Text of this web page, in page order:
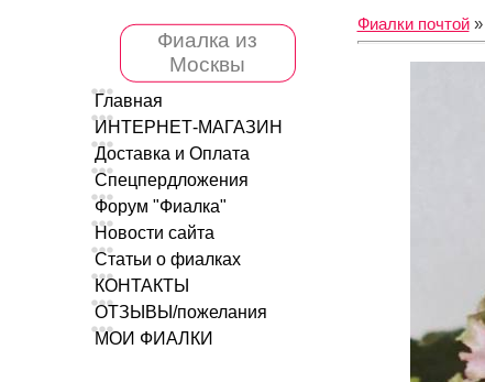
Фиалка из
Москвы
Главная
ИНТЕРНЕТ-МАГАЗИН
Доставка и Оплата
Спецпердложения
Форум "Фиалка"
Новости сайта
Статьи о фиалках
КОНТАКТЫ
ОТЗЫВЫ/пожелания
МОИ ФИАЛКИ
Фиалки почтой»